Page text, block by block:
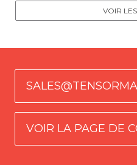
VOIR
VOIR LA PAGE DE